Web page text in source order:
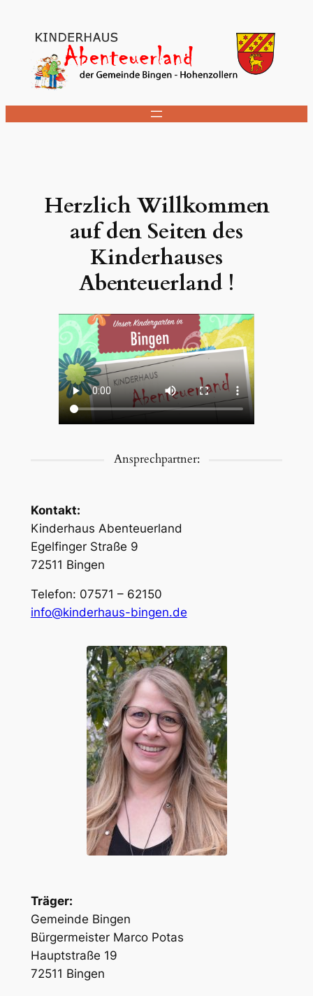
Herzlich Willkommen
auf den Seiten des
Kinderhauses
Abenteuerland !
Ansprechpartner:
Kontakt:
Kinderhaus Abenteuerland
Egelfinger Straße 9
72511 Bingen
Telefon: 07571 – 62150
info@kinderhaus-bingen.de
Träger:
Gemeinde Bingen
Bürgermeister Marco Potas
Hauptstraße 19
72511 Bingen